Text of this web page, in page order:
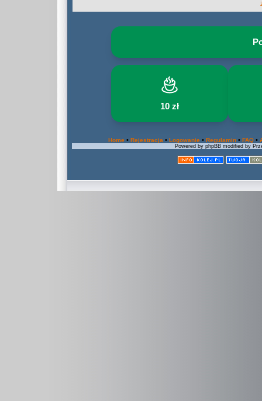
10 zł
Home • Rejestracja • Logowanie • Regulamin • FAQ •
Powered by phpBB modified by